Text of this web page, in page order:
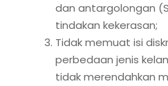
dan antargolongan
tindakan kekerasan;
Tidak memuat isi
perbedaan jenis
tidak merendahkan